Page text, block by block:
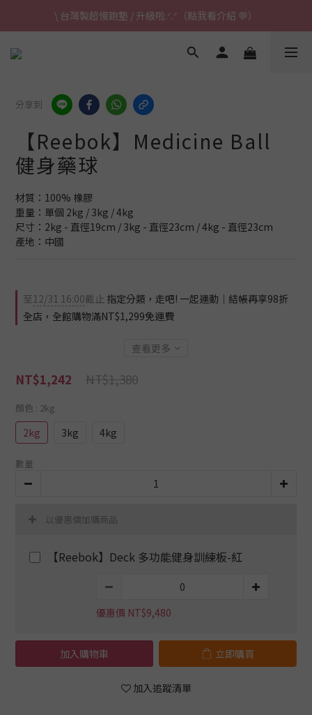
\ 台灣製超慢跑墊 / 升級啦.ᐟ.ᐟ（點我看介紹 💬）
\ 台灣製超慢跑墊 / 升級啦.ᐟ.ᐟ（點我看介紹 💬）
✈ 港澳免運｜滿HK$1,239免運 (指定商品)
分享到
【Reebok】Medicine Ball
健身藥球
材質：100% 橡膠
重量：單個 2kg / 3kg / 4kg
尺寸：2kg - 直徑19cm / 3kg - 直徑23cm / 4kg - 直徑23cm
產地：中國
至12/31 16:00截止 指定分類，走吧! 一起運動｜結帳再享98折
全店，全館購物滿NT$1,299免運費
查看更多
NT$1,380
NT$1,242
顏色 : 2kg
2kg 3kg 4kg
數量
以優惠價加購商品
【Reebok】Deck 多功能健身訓練板-紅
優惠價 NT$9,480
加入購物車 立即購買
加入追蹤清單